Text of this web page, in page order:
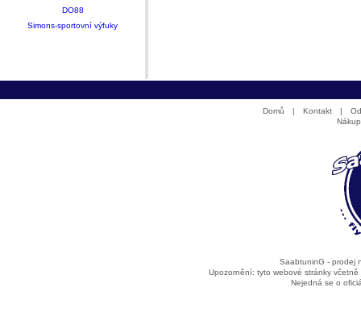
DO88
Simons-sportovní výfuky
Domů | Kontakt |
SaabtuninG - prodej
Upozornění: tyto webové stránky
Nejedná se o